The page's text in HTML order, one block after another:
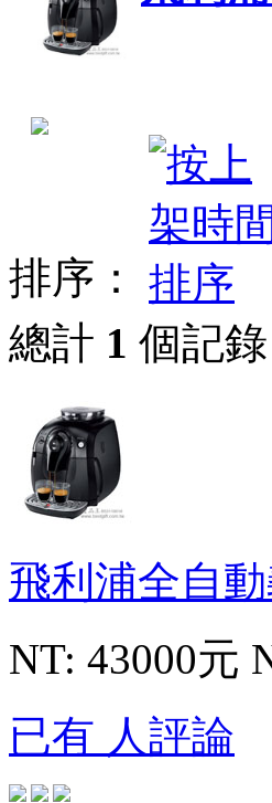
排序：
總計 1 個記錄
飛利浦全自
NT: 43000元
已有 人評論